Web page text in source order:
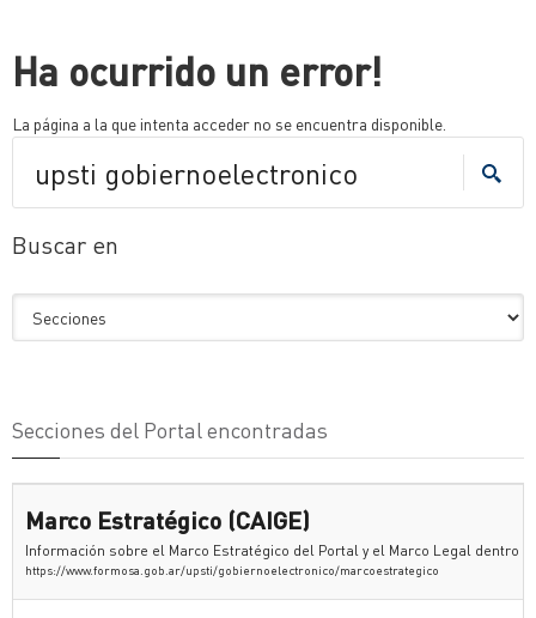
Ha ocurrido un error!
La página a la que intenta acceder no se encuentra disponible.
Buscar en
Secciones del Portal encontradas
Marco Estratégico (CAIGE)
Información sobre el Marco Estratégico del Portal y el Marco Legal dentro
https://www.formosa.gob.ar/upsti/gobiernoelectronico/marcoestrategico